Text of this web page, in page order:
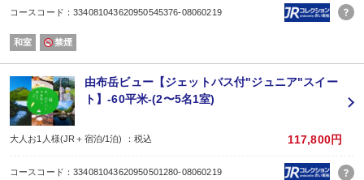
トマトやズッキーニなど色鮮やかな夏野菜をふんだんに盛り込んだ鍋に、
大分が誇る引き締まった肉質と深いうま味が特長の地鶏「豊のしゃも」を合わ
野菜の瑞々しさと甘みが割り下に溶け出し、夏らしいあっさりとした味わいに
濃厚なイメージのすき焼きが、大分の夏野菜によって軽やかに生まれ変わる一
※旬の食材を使用しますので、季節によって料理内容が変わります。
※連泊や、同じ月にご利用の方には異なるメニューにてご用意させていただき
【時間】
ご夕食 17:30 または 18:00のスタート
ご朝食 7:30、8:00、8:30のスタート
【ラストオーダー】
※お食事処ご利用時間20:30
コースコード：334081043620950545376-08060219
和室 禁煙
由布岳ビュー【ジェットバス付"ジュニア"スイー
ト】-60平米-(2〜5名1室)
大人お1人様(JR＋宿泊/1泊) ：税込 117,800円
コースコード：334081043620950501280-08060219